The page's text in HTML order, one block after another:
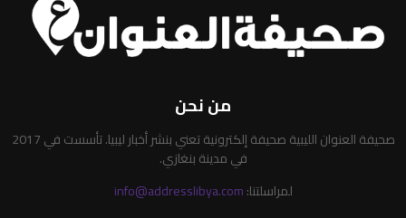
من نحن
صحيفة العنوان الليبية صحيفة إلكترونية تعني بنشر أخبار ليبيا. تأسست في 2017
في مدينة بنغازي.
لمراسلتنا:info@addresslibya.com